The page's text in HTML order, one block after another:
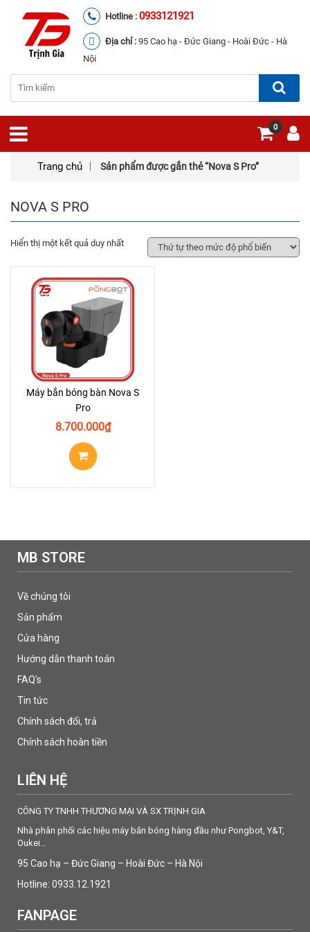
Hotline : 0933121921
Địa chỉ : 95 Cao hạ - Đức Giang - Hoài Đức - Hà
Nội
0
Trang chủ Sản phẩm được gắn thẻ “Nova S Pro”
NOVA S PRO
Hiển thị một kết quả duy nhất
Máy bắn bóng bàn Nova S
Pro
₫
8.700.000
MB STORE
Về chúng tôi
Sản phẩm
Cửa hàng
Hướng dẫn thanh toán
FAQ's
Tin tức
Chính sách đổi, trả
Chính sách hoàn tiền
LIÊN HỆ
CÔNG TY TNHH THƯƠNG MẠI VÀ SX TRỊNH GIA
Nhà phân phối các hiệu máy bắn bóng hàng đầu như Pongbot, Y&T,
Oukei…
95 Cao hạ – Đức Giang – Hoài Đức – Hà Nội
Hotline: 0933.12.1921
FANPAGE